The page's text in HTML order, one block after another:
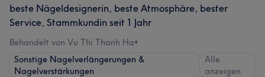
beste Nägeldesignerin, beste Atmosphäre, bester
Service, Stammkundin seit 1 Jahr
Behandelt von Vu Thi Thanh Ha•
Sonstige Nagelverlängerungen &
Nagelverstärkungen
Alle
anzeigen